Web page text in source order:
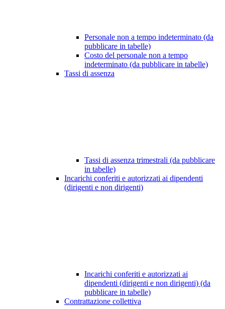
Personale non a tempo indeterminato (da
pubblicare in tabelle)
Costo del personale non a tempo
indeterminato (da pubblicare in tabelle)
Tassi di assenza
Tassi di assenza trimestrali (da pubblicare
in tabelle)
Incarichi conferiti e autorizzati ai dipendenti
(dirigenti e non dirigenti)
Incarichi conferiti e autorizzati ai
dipendenti (dirigenti e non dirigenti) (da
pubblicare in tabelle)
Contrattazione collettiva